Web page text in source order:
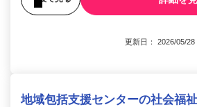
更新日： 2026/05/
地域包括支援センターの社会福